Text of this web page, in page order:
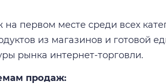
первом месте среди всех
из магазинов и готовой
рынка интернет-торговли.
продаж: